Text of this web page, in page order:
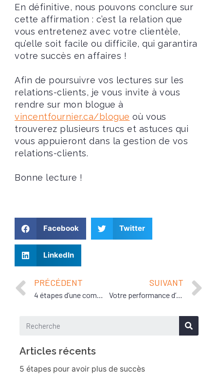
En définitive, nous pouvons conclure sur
cette affirmation : c’est la relation que
vous entretenez avec votre clientèle,
qu’elle soit facile ou difficile, qui garantira
votre succès en affaires !
Afin de poursuivre vos lectures sur les
relations-clients, je vous invite à vous
rendre sur mon blogue à
vincentfournier.ca/blogue où vous
trouverez plusieurs trucs et astuces qui
vous appuieront dans la gestion de vos
relations-clients.
Bonne lecture !
Facebook Twitter
LinkedIn
PRÉCÉDENT SUIVANT
Votre performance d’affaires est-elle optimale?
Articles récents
5 étapes pour avoir plus de succès